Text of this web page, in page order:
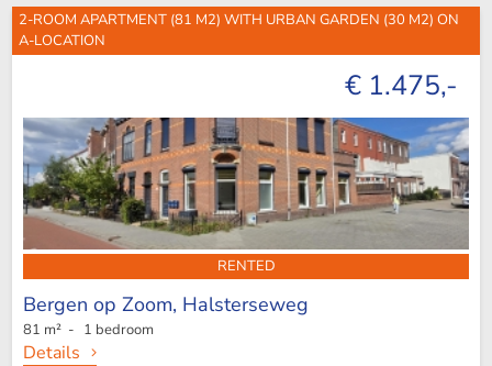
2-ROOM APARTMENT (81 M2) WITH URBAN GARDEN (30 M2) ON
A-LOCATION
€ 1.475,-
RENTED
Bergen op Zoom, Halsterseweg
81 m² - 1 bedroom
Details